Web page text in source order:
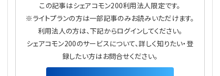
【連載】非営利法人AtoZei
【連載】労務管理の歩き方
【連載】AI活用のすすめ
この記事はシェアコモン200利用法人限定です。
※ライトプランの方は一部記事のみお読みいただけます。
利用法人の方は、下記からログインしてください。
シェアコモン200のサービスについて、詳しく知りたい・登
録したい方はお問合せください。